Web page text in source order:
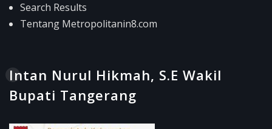
Search Results
Tentang Metropolitanin8.com
Intan Nurul Hikmah, S.E Wakil
Bupati Tangerang